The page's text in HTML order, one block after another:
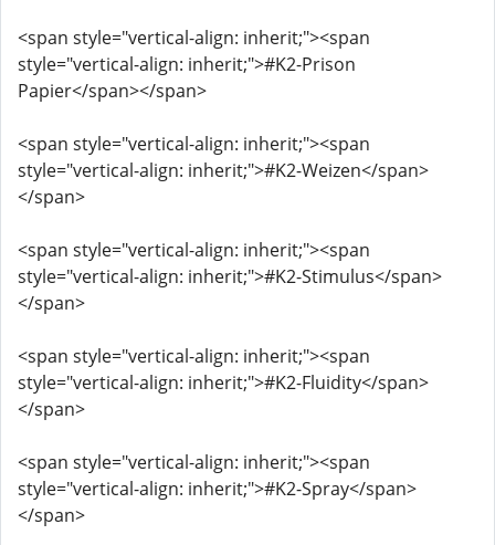
<span style="vertical-align: inherit;"><span
style="vertical-align: inherit;">#K2-Prison
Papier</span></span>
<span style="vertical-align: inherit;"><span
style="vertical-align: inherit;">#K2-Weizen</span>
</span>
<span style="vertical-align: inherit;"><span
style="vertical-align: inherit;">#K2-Stimulus</span>
</span>
<span style="vertical-align: inherit;"><span
style="vertical-align: inherit;">#K2-Fluidity</span>
</span>
<span style="vertical-align: inherit;"><span
style="vertical-align: inherit;">#K2-Spray</span>
</span>